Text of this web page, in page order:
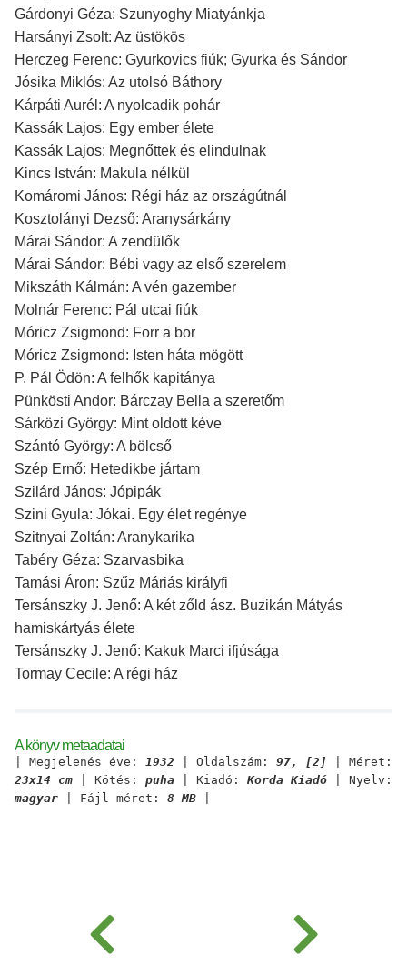
Gárdonyi Géza: Szunyoghy Miatyánkja
Harsányi Zsolt: Az üstökös
Herczeg Ferenc: Gyurkovics fiúk; Gyurka és Sándor
Jósika Miklós: Az utolsó Báthory
Kárpáti Aurél: A nyolcadik pohár
Kassák Lajos: Egy ember élete
Kassák Lajos: Megnőttek és elindulnak
Kincs István: Makula nélkül
Komáromi János: Régi ház az országútnál
Kosztolányi Dezső: Aranysárkány
Márai Sándor: A zendülők
Márai Sándor: Bébi vagy az első szerelem
Mikszáth Kálmán: A vén gazember
Molnár Ferenc: Pál utcai fiúk
Móricz Zsigmond: Forr a bor
Móricz Zsigmond: Isten háta mögött
P. Pál Ödön: A felhők kapitánya
Pünkösti Andor: Bárczay Bella a szeretőm
Sárközi György: Mint oldott kéve
Szántó György: A bölcső
Szép Ernő: Hetedikbe jártam
Szilárd János: Jópipák
Szini Gyula: Jókai. Egy élet regénye
Szitnyai Zoltán: Aranykarika
Tabéry Géza: Szarvasbika
Tamási Áron: Szűz Máriás királyfi
Tersánszky J. Jenő: A két zőld ász. Buzikán Mátyás
hamiskártyás élete
Tersánszky J. Jenő: Kakuk Marci ifjúsága
Tormay Cecile: A régi ház
A könyv metaadatai
| Megjelenés éve: 1932 | Oldalszám: 97, [2]
| Méret:
23x14 cm | Kötés: puha | Kiadó: Korda Kiadó | Nyelv:
magyar | Fájl méret: 8 MB